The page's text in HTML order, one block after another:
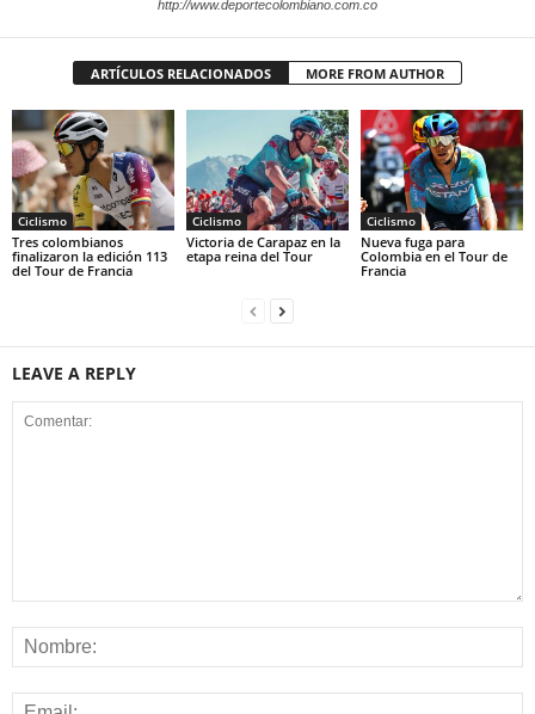
http://www.deportecolombiano.com.co
ARTÍCULOS RELACIONADOS MORE FROM AUTHOR
Ciclismo
Tres colombianos
finalizaron la edición 113
del Tour de Francia
Ciclismo
Victoria de Carapaz en la
etapa reina del Tour
Ciclismo
Nueva fuga para
Colombia en el Tour de
Francia
LEAVE A REPLY